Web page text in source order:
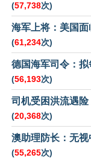
(57,738次)
海军上将：美国
(61,234次)
德国海军司令：
(56,193次)
司机受困洪流遇
(20,368次)
澳助理防长：无
(55,265次)